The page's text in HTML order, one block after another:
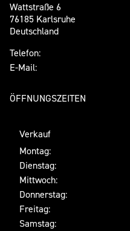
Wattstraße 6
76185 Karlsruhe
Deutschland
Telefon:
E-Mail:
ÖFFNUNGSZEITEN
Verkauf
Montag:
Dienstag:
Mittwoch:
Donnerstag:
Freitag:
Samstag: